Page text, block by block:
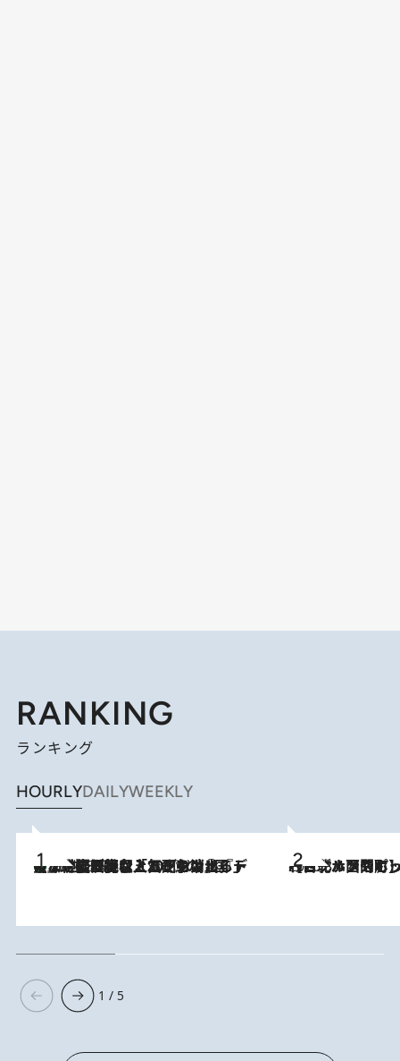
RANKING
ランキング
HOURLYDAILYWEEKLY
2026.8.5
【なぜ吉沢亮は「気配を消せる」のか？】興行収入208億の『国宝』を経て挑むミュージカル『ディア・エヴァン・ハンセン』。トップ俳優が舞台上でさらけ出した“孤独”とは 2026.8.4
【台北・西門町】台湾旅行で行くべきグルメスポット7選《濃厚ルーローハンやもっちり粽、サクふわドーナツも》
1 / 5